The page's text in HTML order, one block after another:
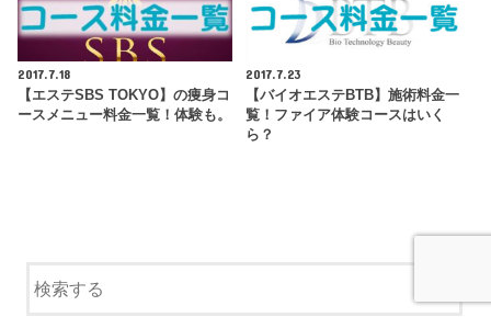
2017.7.18
【エステSBS TOKYO】の痩身コ
ースメニュー料金一覧！体験も。
2017.7.23
【バイオエステBTB】施術料金一
覧！ファイア体験コースはいく
ら？